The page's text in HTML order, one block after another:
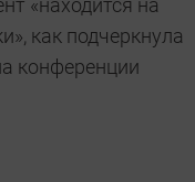
«находится на
как подчеркнула
конференции